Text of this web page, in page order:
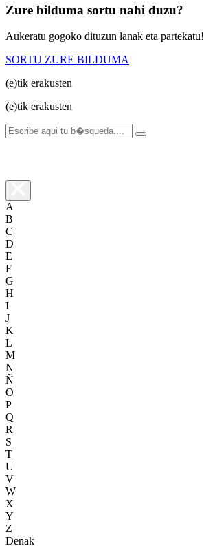
Zure bilduma sortu nahi duzu?
Aukeratu gogoko dituzun lanak eta partekatu!
SORTU ZURE BILDUMA
(e)tik erakusten
(e)tik erakusten
A
B
C
D
E
F
G
H
I
J
K
L
M
N
Ñ
O
P
Q
R
S
T
U
V
W
X
Y
Z
Denak